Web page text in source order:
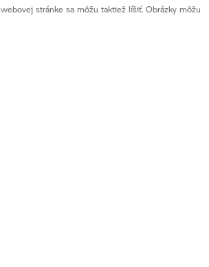
stránke sa môžu taktiež líšiť. Obrázky môžu